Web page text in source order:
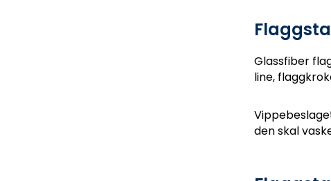
Glassfiber
line,
den skal